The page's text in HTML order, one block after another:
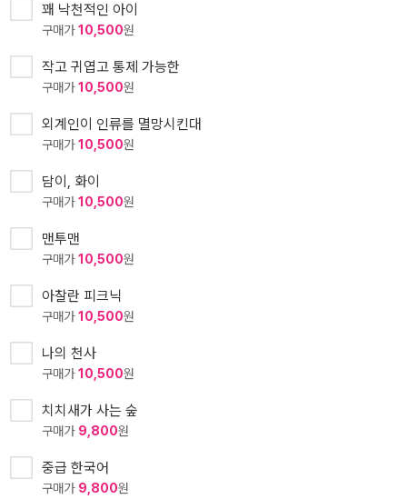
꽤 낙천적인 아이
구매가10,500원
작고 귀엽고 통제 가능한
구매가10,500원
외계인이 인류를 멸망시킨대
구매가10,500원
담이, 화이
구매가10,500원
맨투맨
구매가10,500원
아찰란 피크닉
구매가10,500원
나의 천사
구매가10,500원
치치새가 사는 숲
구매가 9,800원
중급 한국어
구매가 9,800원